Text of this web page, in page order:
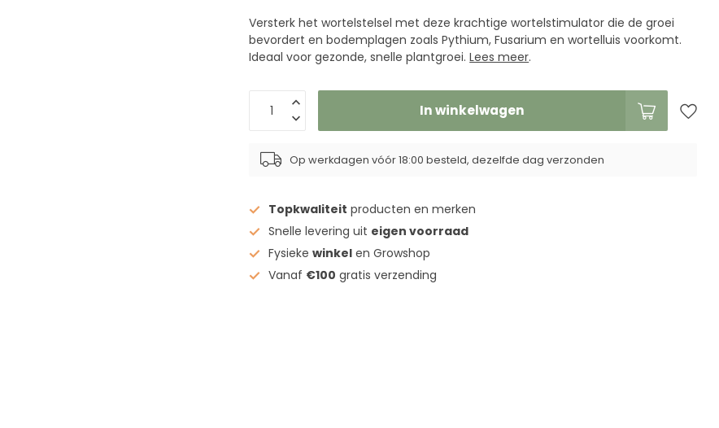
Versterk het wortelstelsel met deze krachtige wortelstimulator die de groei
bevordert en bodemplagen zoals Pythium, Fusarium en wortelluis voorkomt.
Ideaal voor gezonde, snelle plantgroei.Lees meer.
In winkelwagen
Op werkdagen vóór 18:00 besteld, dezelfde dag verzonden
Topkwaliteit producten en merken
Snelle levering uit eigen voorraad
Fysiekewinkel en Growshop
Vanaf €100 gratis verzending